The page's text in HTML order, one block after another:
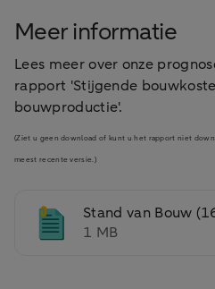
Meer informatie
Lees meer over onze
rapport 'Stijgende
bouwproductie'.
(Ziet u geen download of kunt u het rapport niet
meest recente versie.)
Stand van Bouw
1 MB